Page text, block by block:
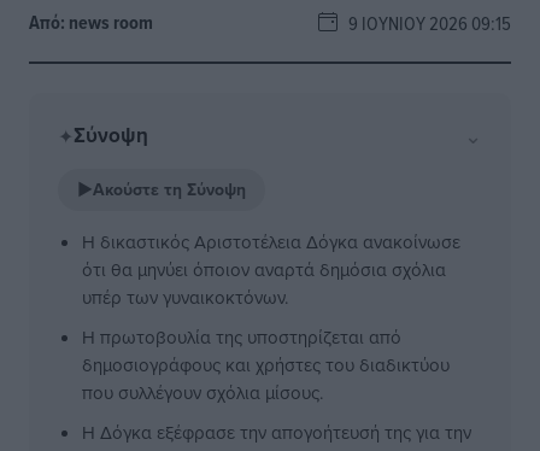
Από: news room 9 ΙΟΥΝΊΟΥ 2026 09:15
✦Σύνοψη ⌄
▶Ακούστε τη Σύνοψη
Η δικαστικός Αριστοτέλεια Δόγκα ανακοίνωσε
ότι θα μηνύει όποιον αναρτά δημόσια σχόλια
υπέρ των γυναικοκτόνων.
Η πρωτοβουλία της υποστηρίζεται από
δημοσιογράφους και χρήστες του διαδικτύου
που συλλέγουν σχόλια μίσους.
Η Δόγκα εξέφρασε την απογοήτευσή της για την